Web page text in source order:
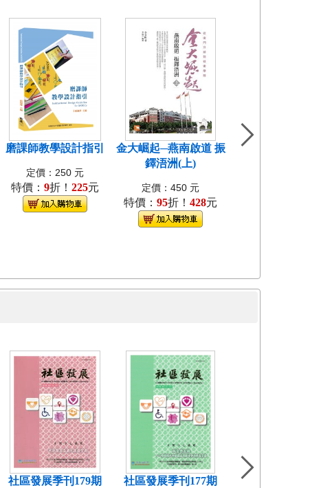
磨課師教學設計指引
定價：250 元
特價： 9折！ 225元
金大崛起─燕南啟道 振
鐸浯洲(上)
定價：450 元
特價： 95折！ 428元
中國近代教會
社區發展季刊179期
社區發展季刊177期
社區發展季刊